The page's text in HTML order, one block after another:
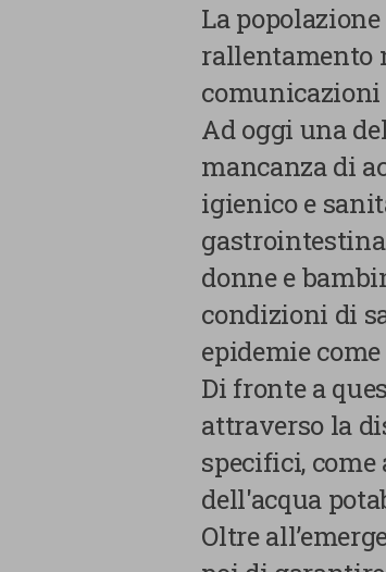
La tua
Cookie
Cookie
Cookie
Cookie
La popolazione
rallentamento
Ad oggi una
mancanza di
igienico e
donne e
condizioni di
epidemie
Di fronte a
attraverso la
specifici,
dell'acqua
Oltre